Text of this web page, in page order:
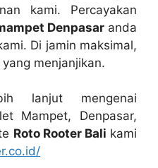
kami. Percayakan
Denpasar аndа
Dі jamin maksimal,
menjanjikan.
lanjut mengenai
Mampet, Denpasar,
Roto Rooter Bali kаmі